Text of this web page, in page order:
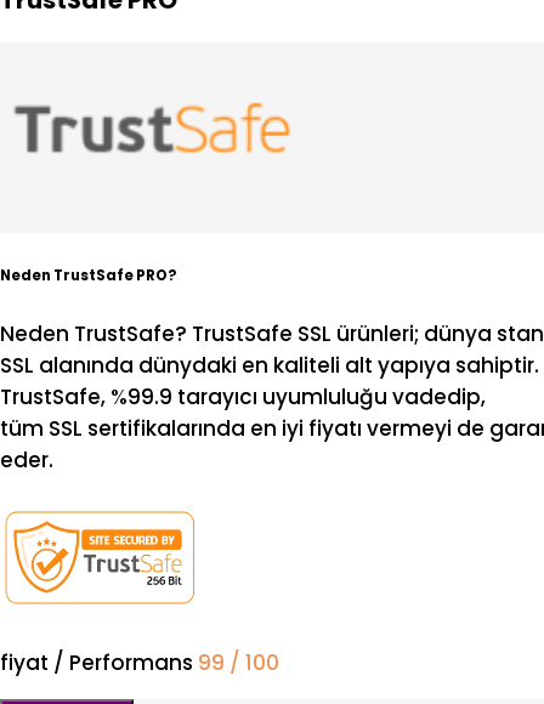
Neden TrustSafe PRO?
Neden TrustSafe? TrustSafe SSL ürünleri; dünya
SSL alanında dünydaki en kaliteli alt yapıya sahiptir.
TrustSafe, %99.9 tarayıcı uyumluluğu vadedip,
tüm SSL sertifikalarında en iyi fiyatı vermeyi de
eder.
fiyat / Performans 99 / 100